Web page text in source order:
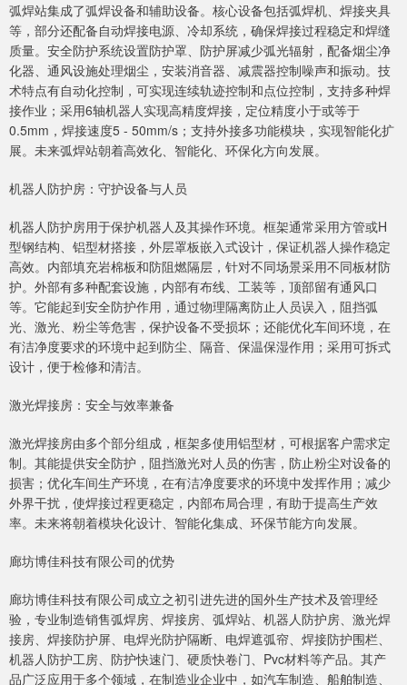
弧焊站集成了弧焊设备和辅助设备。核心设备包括弧焊机、焊接夹具
等，部分还配备自动焊接电源、冷却系统，确保焊接过程稳定和焊缝
质量。安全防护系统设置防护罩、防护屏减少弧光辐射，配备烟尘净
化器、通风设施处理烟尘，安装消音器、减震器控制噪声和振动。技
术特点有自动化控制，可实现连续轨迹控制和点位控制，支持多种焊
接作业；采用6轴机器人实现高精度焊接，定位精度小于或等于
0.5mm，焊接速度5 - 50mm/s；支持外接多功能模块，实现智能化扩
展。未来弧焊站朝着高效化、智能化、环保化方向发展。
机器人防护房：守护设备与人员
机器人防护房用于保护机器人及其操作环境。框架通常采用方管或H
型钢结构、铝型材搭接，外层罩板嵌入式设计，保证机器人操作稳定
高效。内部填充岩棉板和防阻燃隔层，针对不同场景采用不同板材防
护。外部有多种配套设施，内部有布线、工装等，顶部留有通风口
等。它能起到安全防护作用，通过物理隔离防止人员误入，阻挡弧
光、激光、粉尘等危害，保护设备不受损坏；还能优化车间环境，在
有洁净度要求的环境中起到防尘、隔音、保温保湿作用；采用可拆式
设计，便于检修和清洁。
激光焊接房：安全与效率兼备
激光焊接房由多个部分组成，框架多使用铝型材，可根据客户需求定
制。其能提供安全防护，阻挡激光对人员的伤害，防止粉尘对设备的
损害；优化车间生产环境，在有洁净度要求的环境中发挥作用；减少
外界干扰，使焊接过程更稳定，内部布局合理，有助于提高生产效
率。未来将朝着模块化设计、智能化集成、环保节能方向发展。
廊坊博佳科技有限公司的优势
廊坊博佳科技有限公司成立之初引进先进的国外生产技术及管理经
验，专业制造销售弧焊房、焊接房、弧焊站、机器人防护房、激光焊
接房、焊接防护屏、电焊光防护隔断、电焊遮弧帘、焊接防护围栏、
机器人防护工房、防护快速门、硬质快卷门、Pvc材料等产品。其产
品广泛应用于多个领域，在制造业企业中，如汽车制造、船舶制造、